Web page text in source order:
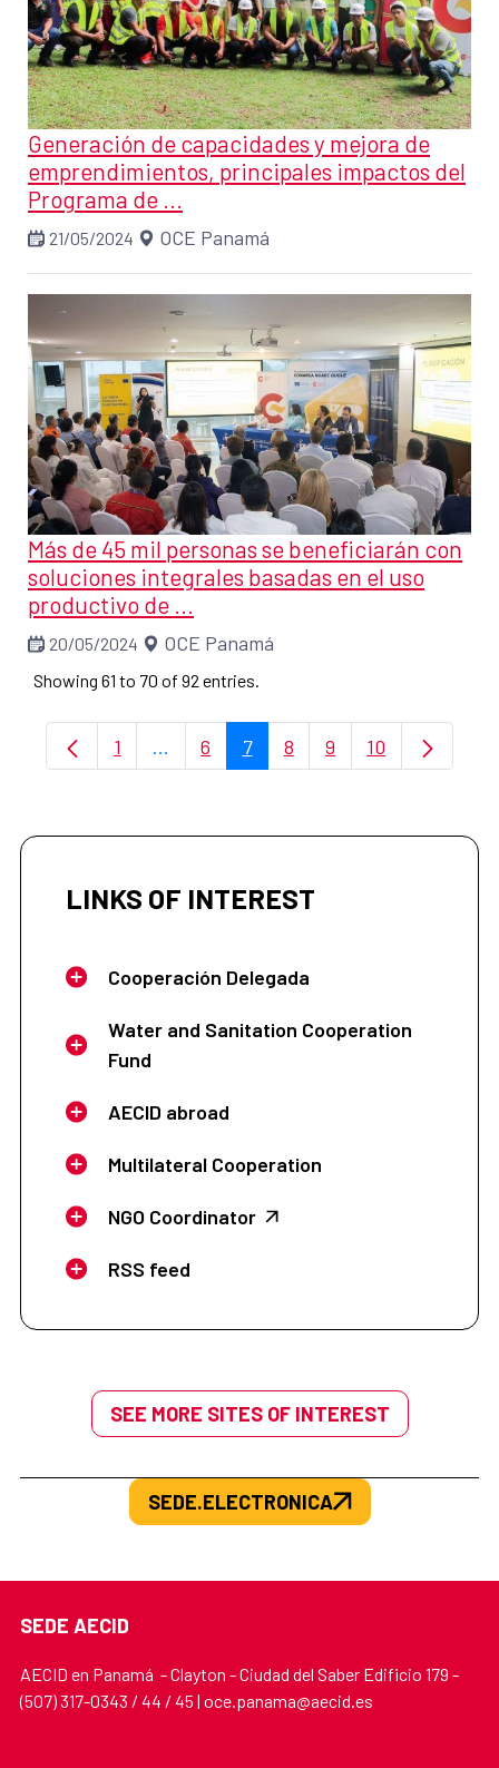
Generación de capacidades y mejora de
emprendimientos, principales impactos del
Programa de ...
21/05/2024 OCE Panamá
Más de 45 mil personas se beneficiarán con
soluciones integrales basadas en el uso
productivo de ...
20/05/2024 OCE Panamá
Showing 61 to 70 of 92 entries.
Page
1 ...Intermediate Pages Use TAB to
Page
6 Page
7 Page
8 Page
9 Page
10
LINKS OF INTEREST
Cooperación Delegada
Water and Sanitation Cooperation
Fund
AECID abroad
Multilateral Cooperation
NGO Coordinator
RSS feed
SEE MORE SITES OF INTEREST
SEDE.ELECTRONICA
SEDE AECID
AECID en Panamá - Clayton - Ciudad del Saber Edificio 179 -
(507) 317-0343 / 44 / 45 | oce.panama@aecid.es